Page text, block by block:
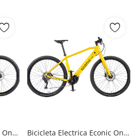
Bicicleta Electrica Econic One Bandit - 29 Inch, M, Mov, Reambalat Econic ONE
Bicicleta Electrica Econic One Bandit - 29 Inch, M, Galben, Reambalat Econic ONE